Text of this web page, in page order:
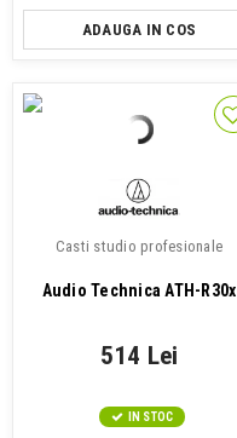
ADAUGA IN COS
Casti studio profesionale
Audio Technica ATH-R30x
514 Lei
IN STOC